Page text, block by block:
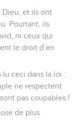
Dieu, et ils ont
Pourtant, ils
ni ceux qui
le droit d’en
lu ceci dans la loi :
ne respectent
pas coupables !
de plus